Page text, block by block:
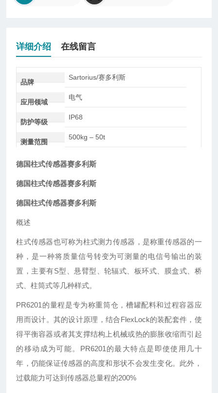
详细介绍 在线留言
品牌
Sartorius/赛多利斯
应用领域
电气
防护等级
IP68
测量范围
500kg – 50t
德国柱式传感器赛多利斯
德国柱式传感器赛多利斯
德国柱式传感器赛多利斯
概述
柱式传感器也可称为柱式测力传感器，是称重传感器的一
种，是一种将质量信号转变为可测量的电信号输出的装
置，主要有S型、悬臂型、轮辐式、板环式、膜盒式、桥
式、柱筒式等几种样式。
PR6201的量程是专为称重筒仓，槽罐配料和过程容器应
用而设计。其的设计原理，结合FlexLock的装配套件，使
得平衡容器或者其支撑结构上机械或热的膨胀收缩而引起
的移动成为可能。PR6201的最大特点是即使使用几十
年，仍能保证传感器的高度和形状不会发生变化。此外，
过载能力可达到传感器总量程的200%